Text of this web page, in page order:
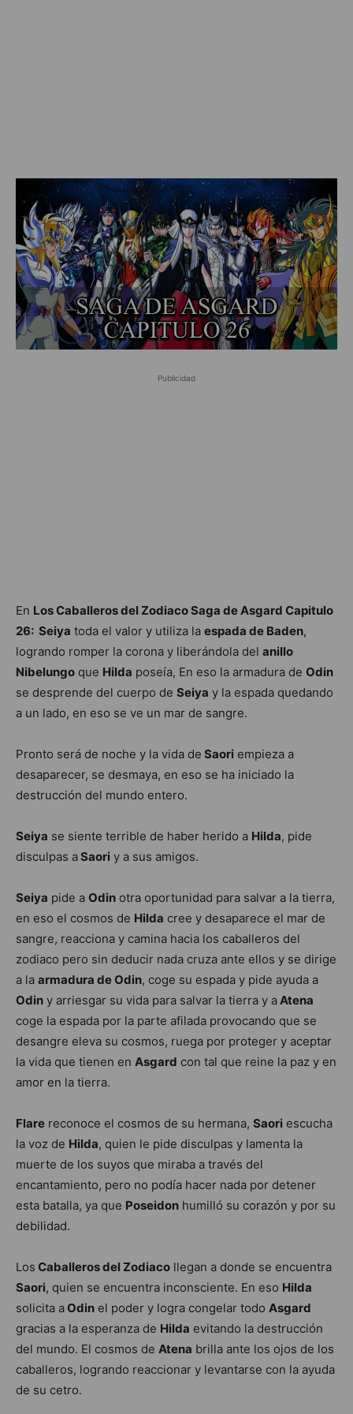
Publicidad
En Los Caballeros del Zodiaco Saga de Asgard Capitulo
26: Seiya toda el valor y utiliza la espada de Baden,
logrando romper la corona y liberándola del anillo
Nibelungo que Hilda poseía, En eso la armadura de Odin
se desprende del cuerpo de Seiya y la espada quedando
a un lado, en eso se ve un mar de sangre.
Pronto será de noche y la vida de Saori empieza a
desaparecer, se desmaya, en eso se ha iniciado la
destrucción del mundo entero.
Seiya se siente terrible de haber herido a Hilda, pide
disculpas aSaori y a sus amigos.
Seiya pide a Odin otra oportunidad para salvar a la tierra,
en eso el cosmos de Hilda cree y desaparece el mar de
sangre, reacciona y camina hacia los caballeros del
zodiaco pero sin deducir nada cruza ante ellos y se dirige
a la armadura de Odin, coge su espada y pide ayuda a
Odin y arriesgar su vida para salvar la tierra y aAtena
coge la espada por la parte afilada provocando que se
desangre eleva su cosmos, ruega por proteger y aceptar
la vida que tienen en Asgard con tal que reine la paz y en
amor en la tierra.
Flare reconoce el cosmos de su hermana, Saori escucha
la voz de Hilda, quien le pide disculpas y lamenta la
muerte de los suyos que miraba a través del
encantamiento, pero no podía hacer nada por detener
esta batalla, ya que Poseidon humilló su corazón y por su
debilidad.
Los Caballeros del Zodiaco llegan a donde se encuentra
Saori, quien se encuentra inconsciente. En eso Hilda
solicita aOdin el poder y logra congelar todo Asgard
gracias a la esperanza de Hilda evitando la destrucción
del mundo. El cosmos de Atena brilla ante los ojos de los
caballeros, logrando reaccionar y levantarse con la ayuda
de su cetro.